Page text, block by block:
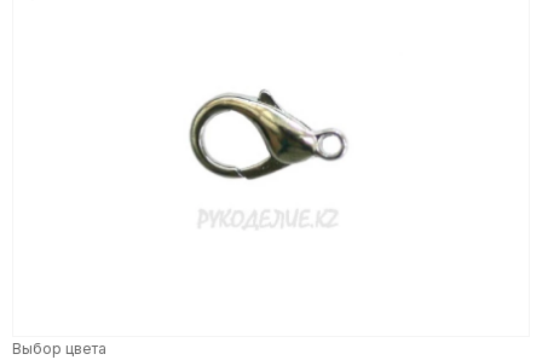
Выбор цвета